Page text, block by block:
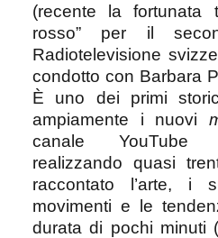
(recente la fortunata
rosso” per il
Radiotelevisione
condotto con Barbara
È uno dei primi
ampiamente i nuovi
canale YouTube
realizzando quasi
raccontato l’arte, i
movimenti e le
durata di pochi minuti